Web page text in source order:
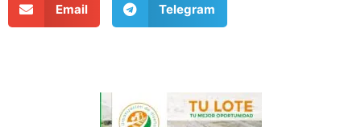
Email Telegram